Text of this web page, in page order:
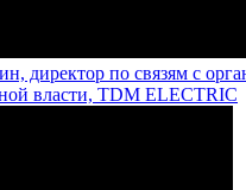
директор по связям с
власти, TDM ELECTRIC